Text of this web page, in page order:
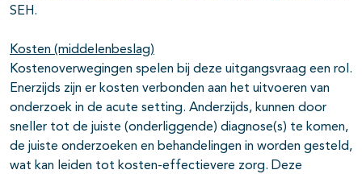
SEH.
Kosten (middelenbeslag)
Kostenoverwegingen spelen bij deze uitgangsvraag een rol.
Enerzijds zijn er kosten verbonden aan het uitvoeren van
onderzoek in de acute setting. Anderzijds, kunnen door
sneller tot de juiste (onderliggende) diagnose(s) te komen,
de juiste onderzoeken en behandelingen in worden gesteld,
wat kan leiden tot kosten-effectievere zorg. Deze